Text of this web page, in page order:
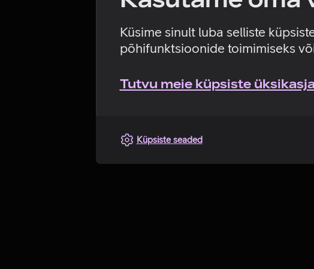
Küsime sinult luba selliste
põhifunktsioonide toimimiseks
Tutvu meie küpsiste
Küpsiste seaded